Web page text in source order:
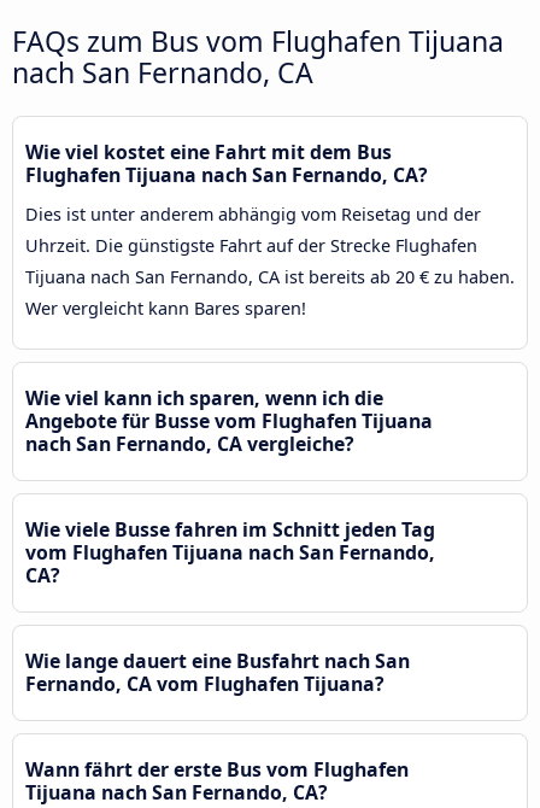
FAQs zum Bus vom Flughafen Tijuana
nach San Fernando, CA
Wie viel kostet eine Fahrt mit dem Bus
Flughafen Tijuana nach San Fernando, CA?
Dies ist unter anderem abhängig vom Reisetag und der
Uhrzeit. Die günstigste Fahrt auf der Strecke Flughafen
Tijuana nach San Fernando, CA ist bereits ab 20 € zu haben.
Wer vergleicht kann Bares sparen!
Wie viel kann ich sparen, wenn ich die
Angebote für Busse vom Flughafen Tijuana
nach San Fernando, CA vergleiche?
Wie viele Busse fahren im Schnitt jeden Tag
vom Flughafen Tijuana nach San Fernando,
CA?
Wie lange dauert eine Busfahrt nach San
Fernando, CA vom Flughafen Tijuana?
Wann fährt der erste Bus vom Flughafen
Tijuana nach San Fernando, CA?